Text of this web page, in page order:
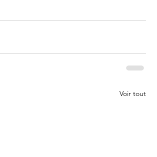
Voir tout